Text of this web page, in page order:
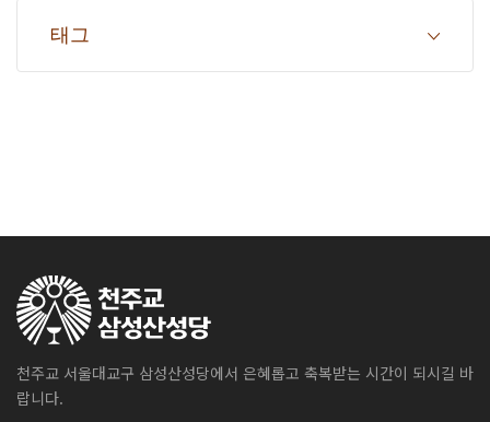
태그
천주교 서울대교구 삼성산성당에서 은혜롭고 축복받는 시간이 되시길 바
랍니다.